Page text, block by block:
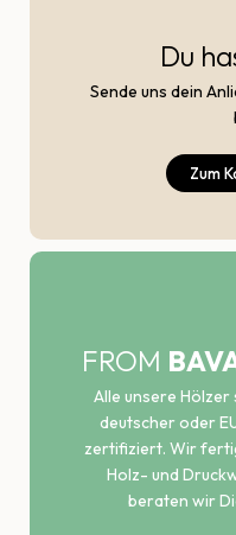
Du
Sende uns dein
Zum
FROM
Alle unsere
deutscher oder
zertifiziert. Wir
Holz- und
beraten wir